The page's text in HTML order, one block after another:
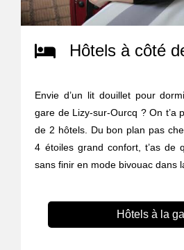
Hôtels à côté
Envie d’un lit douillet pour
gare de Lizy-sur-Ourcq ? On t’a
de 2 hôtels. Du bon plan pas
4 étoiles grand confort, t’as de
sans finir en mode bivouac dans
Hôtels à la